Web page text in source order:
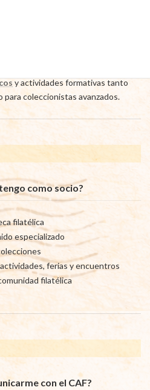
y actividades formativas tanto
para coleccionistas avanzados.
como socio?
filatélica
especializado
ferias y encuentros
filatélica
con el CAF?